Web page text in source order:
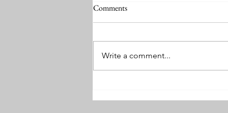
Sharper, Altered
Comments
Write a comment...